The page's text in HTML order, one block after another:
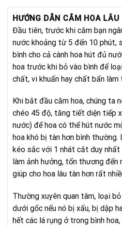
HƯỚNG DẪN CẮM HOA LÂU
Đầu tiên, trước khi cắm bạn
nước khoảng từ 5 đến 10 phút,
bình cho cả cành hoa hút đủ
hoa trước khi bỏ vào bình để
chất, vi khuẩn hay chất bẩn làm
Khi bắt đầu cắm hoa, chúng ta
chéo 45 độ, tăng tiết diện tiếp
nước) để hoa có thể hút nước
hoa khó bị tàn hơn bình thường.
kéo sắc với 1 nhát cắt duy
làm ảnh hưởng, tổn thương đến
giúp cho hoa lâu tàn hơn rất
Thường xuyên quan tâm, loại
dưới gốc nếu nó bị xấu, bị dập
hết các lá rụng ở trong bình